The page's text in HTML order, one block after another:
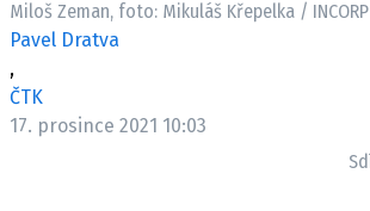
Miloš Zeman, foto: Mikuláš Křepelka /
Pavel Dratva
,
ČTK
17. prosince 2021 10:03